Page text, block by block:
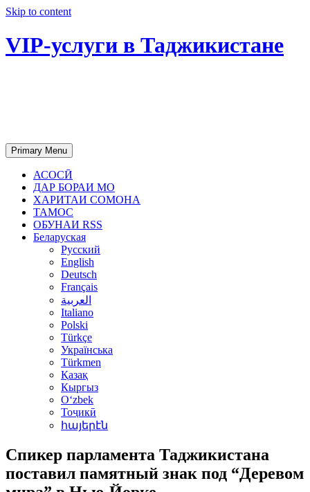
Skip to content
VIP-услуги в Таджикистане
Primary Menu
АСОСӢ
ДАР БОРАИ МО
ХАРИТАИ СОМОНА
ТАМОС
ОБУНАИ RSS
Беларуская
Русский
English
Deutsch
Français
العربية
Italiano
Polski
Türkçe
Українська
Türkmen
Қазақ
Кыргыз
Oʻzbek
Тоҷикӣ
հայերէն
Спикер парламента Таджикистана
поставил памятный знак под “Деревом